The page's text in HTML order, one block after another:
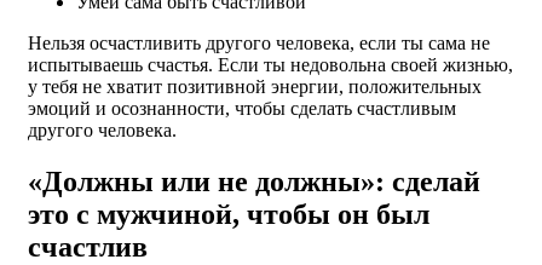
Нельзя осчастливить другого человека, если ты сама не
испытываешь счастья. Если ты недовольна своей жизнью,
у тебя не хватит позитивной энергии, положительных
эмоций и осознанности, чтобы сделать счастливым
другого человека.
«Должны или не должны»: сделай
это с мужчиной, чтобы он был
счастлив